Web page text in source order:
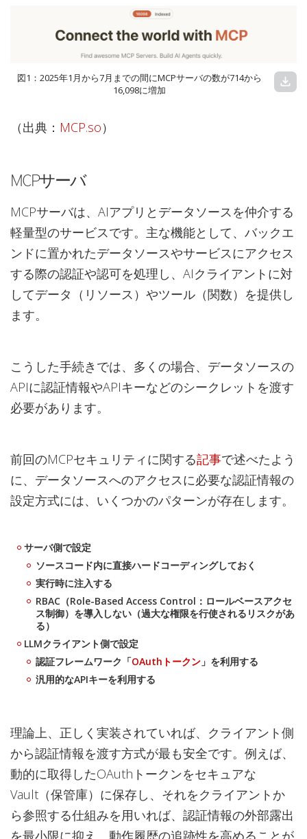
図1：2025年1月から7月までの間にMCPサーバの数が714から
16,098に増加
download
（出典： MCP.so）
MCPサーバ
MCPサーバは、AIアプリとデータソースを仲介する
軽量型のサービスです。主な機能として、バックエ
ンドに置かれたデータソースやサービスにアクセス
する際の認証や認可を処理し、AIクライアントに対
してデータ（リソース）やツール（関数）を提供し
ます。
こうした手続きでは、多くの場合、データソースの
APIに認証情報やAPIキーなどのシークレットを渡す
必要があります。
前回のMCPセキュリティに関する記事で述べたよう
に、データソースへのアクセスに必要な認証情報の
設定方式には、いくつかのパターンが存在します。
サーバ側で設定
ソースコード内に直接ハードコーディングしておく
実行時に注入する
RBAC（Role-Based Access Control：ロールベースアクセ
ス制御）を導入しない（過大な権限を行使されるリスクがあ
る）
LLMクライアント側で設定
認証フレームワーク「OAuthトークン 」を利用する
汎用的なAPIキーを利用する
理論上、正しく実装されていれば、クライアント側
から認証情報を渡す方式が最も安全です。例えば、
動的に取得したOAuthトークンをセキュアな
Vault（保管庫）に保存し、それをクライアントか
ら参照する仕組みを用いれば、認証情報の外部露出
を最小限に抑え、動作履歴の追跡性を高めることが